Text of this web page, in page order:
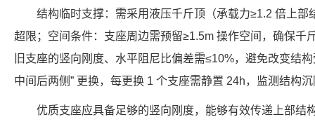
结构临时支撑：需采用液压千斤顶（承载力≥1.2 倍上
超限；空间条件：支座周边需预留≥1.5m 操作空间，确保千
旧支座的竖向刚度、水平阻尼比偏差需≤10%，避免改变结
中间后两侧” 更换，每更换 1 个支座需静置 24h，监测结构
优质支座应具备足够的竖向刚度，能够有效传递上部结